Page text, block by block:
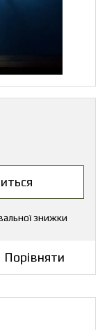
знижки
Порівняти